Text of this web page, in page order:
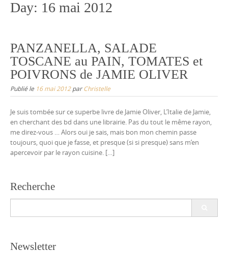
Day: 16 mai 2012
PANZANELLA, SALADE
TOSCANE au PAIN, TOMATES et
POIVRONS de JAMIE OLIVER
Publié le 16 mai 2012parChristelle
Je suis tombée sur ce superbe livre de Jamie Oliver, L’Italie de Jamie,
en cherchant des bd dans une librairie. Pas du tout le même rayon,
me direz-vous … Alors oui je sais, mais bon mon chemin passe
toujours, quoi que je fasse, et presque (si si presque) sans m’en
apercevoir par le rayon cuisine. […]
Recherche
Newsletter